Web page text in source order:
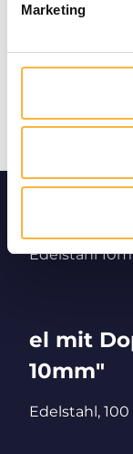
Marketing
el mit
10mm"
Edelstahl,